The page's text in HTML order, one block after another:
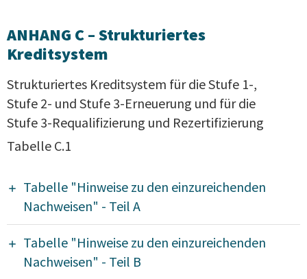
ANHANG C – Strukturiertes
Kreditsystem
Strukturiertes Kreditsystem für die Stufe 1-,
Stufe 2- und Stufe 3-Erneuerung und für die
Stufe 3-Requalifizierung und Rezertifizierung
Tabelle C.1
Tabelle "Hinweise zu den einzureichenden
Nachweisen" - Teil A
Tabelle "Hinweise zu den einzureichenden
Nachweisen" - Teil B